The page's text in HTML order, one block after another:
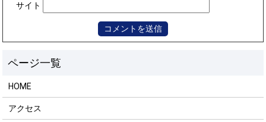
サイト
HOME
アクセス